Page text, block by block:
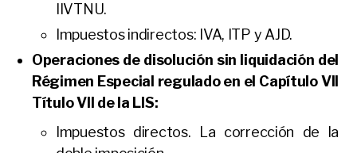
IIVTNU.
Impuestos indirectos: IVA, ITP y AJD.
Operaciones de disolución sin liquidación del
Régimen Especial regulado en el Capítulo VII
Título VII de la LIS:
Impuestos directos. La corrección de la